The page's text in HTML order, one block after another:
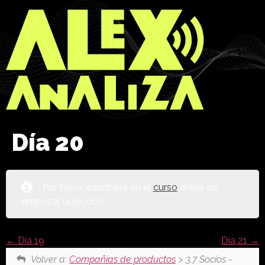
Día 20
curso
Día 19
Día 21
Volver a: Compañías de productos> 3.7 Socios -